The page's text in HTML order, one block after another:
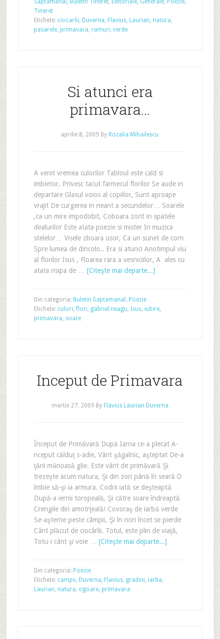
Saptamanal , Buletin Tineret, Editoriale, Generale, Poezie,
Tineret
Etichete: ciocarlii, Duverna, Flavius, Laurian, natura,
pasarele, primavara, ramuri, verde
Si atunci era
primavara…
aprilie 8, 2009 By Rozalia Mihailescu
A venit vremea culorilor Tabloul este cald si
imbietor, Privesc tacut farmecul florilor Se aude in
departare Glasul voios al copiilor, Sunt aproape
vrajit De curgerea in neant a secundelor… Soarele
,ca un mire impodobit, Coboara zorit in spatele
dealurilor Este atata poezie si mister In muzica
stelelor… Visele zboara usor, Ca un sunet de corn
Spre lumea de dincolo.. Era si atunci Anotimpul viu
al florilor Isus , Floarea rara a vesniciilor, A ales cu
atata risipa de … [Citeşte mai departe...]
Din categoria: Buletin Saptamanal , Poezie
Etichete: culori,flori, gabriel neagu, Isus, iubire,
primavara, soare
Inceput de Primavara
martie 27, 2009 By Flavius Laurian Duverna
Început de Primăvară După Iarna ce-a plecat A-
nceput călduţ s-adie, Vânt şăgalnic, aşteptat De-a
ţării mănoasă glie. Este vânt de primăvară Şi
trezeşte acum natura, Şi din zori până în seară O
îmbie să-şi ia armura. Codrii iată se deşteaptă
După-a iernii toropeală, Şi către soare îndreaptă
Crengile din amotrţeală! Covoraş de iarbă verde
Se-aşterne peste câmpii, Şi în nori încet se pierde
Cânt plăcut de ciocârlii. Totul, este plin de viaţă,
Totu-i cânt şi voie … [Citeşte mai departe...]
Din categoria: Poezie
Etichete: campii, Duverna, Flavius, gradini, iarba,
Laurian, natura, ogoare, primavara